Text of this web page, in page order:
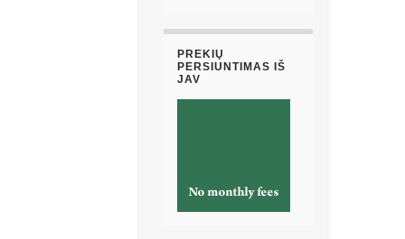
PREKIŲ
PERSIUNTIMAS IŠ
JAV